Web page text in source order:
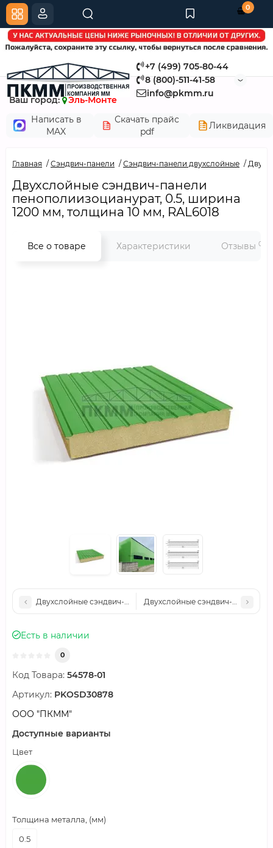
+7 (499) 705-80-44
8 (800)-511-41-58
info@pkmm.ru
Ваш город:
Эль-Монте
Написать в
MAX
Скачать прайс
pdf
Ликвидация
0
Главная Сэндвич-панели Сэндвич-панели двухслойные
Двухслойные сэндвич-панели
пенополиизоцианурат, 0.5, ширина
1200 мм, толщина 10 мм, RAL6018
Все о товаре Характеристики Отзывы 0
Двухслойные сэндвич-панели пенополиизоцианурат, 0.5,
Двухслойные сэндвич-панели
Есть в наличии
0
Код Товара: 54578-01
Артикул: PKOSD30878
ООО "ПКММ"
Доступные варианты
Цвет
Толщина металла, (мм)
0.5